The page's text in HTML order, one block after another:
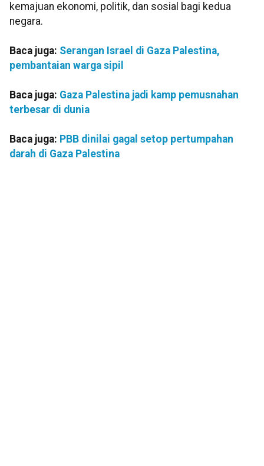
kemajuan ekonomi, politik, dan sosial bagi kedua
negara.
Baca juga: Serangan Israel di Gaza Palestina,
pembantaian warga sipil
Baca juga: Gaza Palestina jadi kamp pemusnahan
terbesar di dunia
Baca juga: PBB dinilai gagal setop pertumpahan
darah di Gaza Palestina